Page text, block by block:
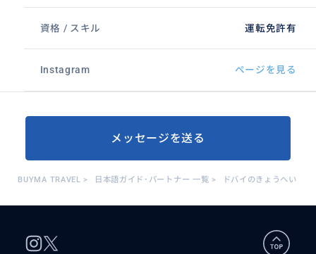
資格 / スキル 運転免許有
Instagram ページを見る
メッセージを送る
BUYMA TRAVEL > 日本語ガイド･パートナー 一覧 > ドバイのきょうへい